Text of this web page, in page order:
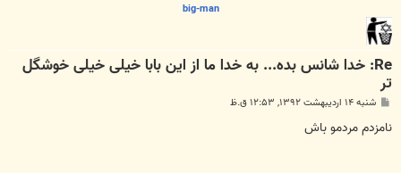
big-man
Re: خدا شانس بده... به خدا ما از این بابا خیلی خیلی خوشگل
تر
ت
شنبه ۱۴ اردیبهشت ۱۳۹۲, ۱۲:۵۳ ق.ظ
نامزدم مردمو باش